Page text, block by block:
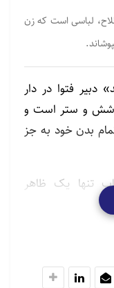
لباسی است که زن
دبیر فتوا در دار
و ستر است و
بدن خود به جز
تنها یک ظاهر
وقار و پاکدامنی
به رعایت آن